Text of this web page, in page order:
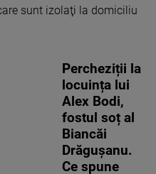
sunt izolaţi la domiciliu
Percheziții la
locuința lui
Alex Bodi,
fostul soț al
Biancăi
Drăgușanu.
Ce spune